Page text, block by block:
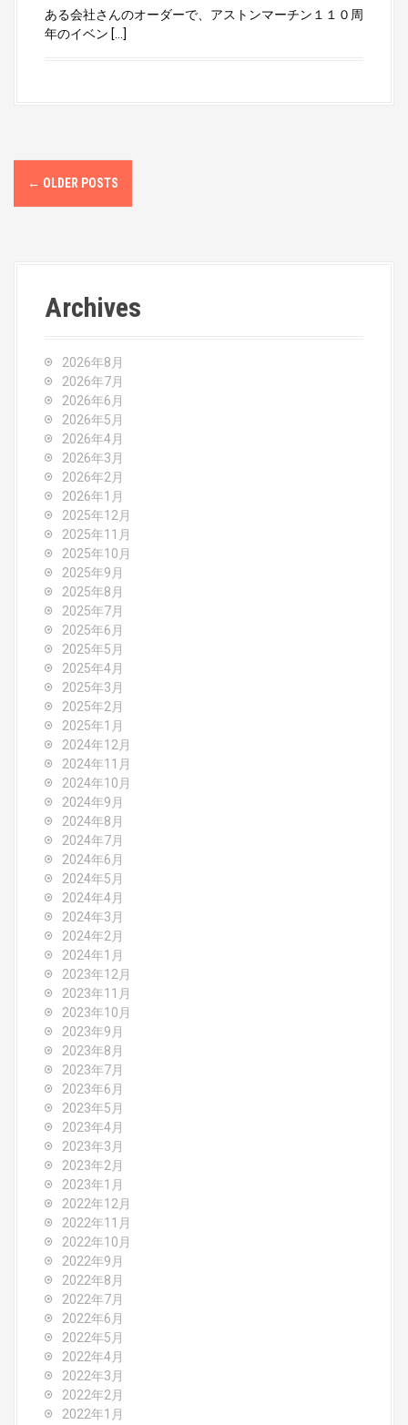
ある会社さんのオーダーで、アストンマーチン１１０周
年のイベン […]
P
o
← OLDER POSTS
Archives
2026年8月
2026年7月
2026年6月
2026年5月
2026年4月
2026年3月
2026年2月
2026年1月
2025年12月
2025年11月
2025年10月
2025年9月
2025年8月
2025年7月
2025年6月
2025年5月
2025年4月
2025年3月
2025年2月
2025年1月
2024年12月
2024年11月
2024年10月
2024年9月
2024年8月
2024年7月
2024年6月
2024年5月
2024年4月
2024年3月
2024年2月
2024年1月
2023年12月
2023年11月
2023年10月
2023年9月
2023年8月
2023年7月
2023年6月
2023年5月
2023年4月
2023年3月
2023年2月
2023年1月
2022年12月
2022年11月
2022年10月
2022年9月
2022年8月
2022年7月
2022年6月
2022年5月
2022年4月
2022年3月
2022年2月
2022年1月